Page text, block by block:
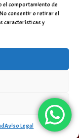
el comportamiento de
consentir o retirar el
características y
Aviso Legal
SLU
Política de envio y